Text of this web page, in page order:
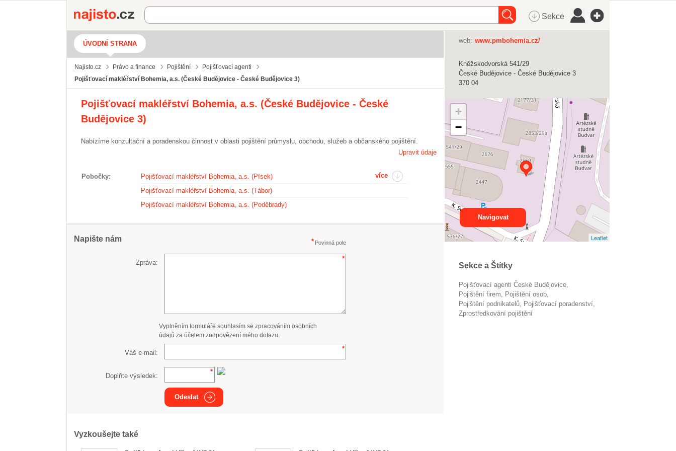
Najisto.cz Sekce
ÚVODNÍ STRANA
Najisto.cz Právo a finance Pojištění
Pojišťovací agenti
Pojišťovací makléřství Bohemia, a.s. (České Budějovice - České Budějovice 3)
Pojišťovací makléřství Bohemia, a.s. (České Budějovice - České
Budějovice 3)
Nabízíme konzultační a poradenskou činnost v oblasti pojištění průmyslu, obchodu, služeb a občanského pojištění.
Upravit údaje
Pobočky
Pojišťovací makléřství Bohemia, a.s. (Písek)
Pojišťovací makléřství Bohemia, a.s. (Tábor)
Pojišťovací makléřství Bohemia, a.s. (Poděbrady)
více
Napište nám Povinná pole
Zpráva:
Vyplněním formuláře souhlasím se zpracováním osobních
údajů za účelem zodpovězení mého dotazu.
Váš e-mail:
Doplňte výsledek:
Odeslat
Vyzkoušejte také
web: www.pmbohemia.cz/
Kněžskodvorská 541/29
České Budějovice - České Budějovice 3
370 04
+
−
Leaflet
Navigovat
Sekce a Štítky
Pojišťovací agenti České Budějovice
pojištění firem
pojištění osob
pojištění podnikatelů
pojišťovací poradenství
zprostředkování pojištění